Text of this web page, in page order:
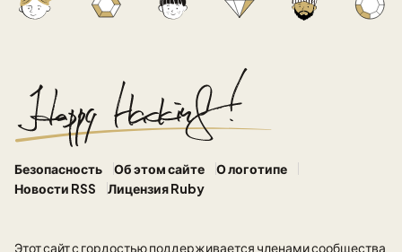
Безопасность Об этом сайте
О логотипе
Новости RSS
Лицензия Ruby
Этот сайтс гордостью поддерживается членами сообщества